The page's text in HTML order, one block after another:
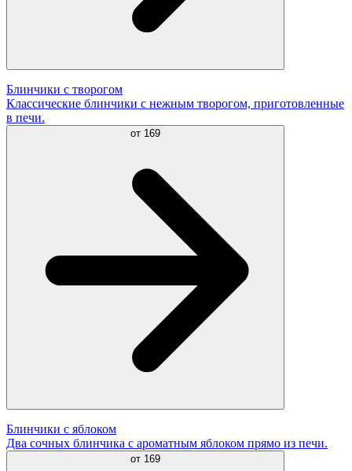
Блинчики с творогом
Классические блинчики с нежным творогом, приготовленные
в печи.
от 169
Блинчики с яблоком
Два сочных блинчика с ароматным яблоком прямо из печи.
от 169